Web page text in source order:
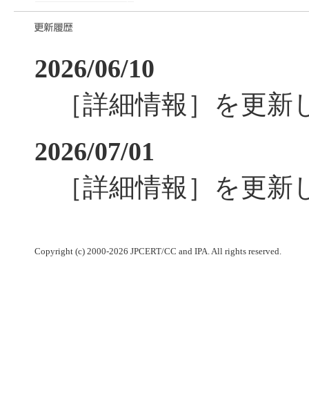
2026/06/10
［詳細情報］を更新
2026/07/01
［詳細情報］を更新
Copyright (c) 2000-2026 JPCERT/CC and IPA. All rights reserved.